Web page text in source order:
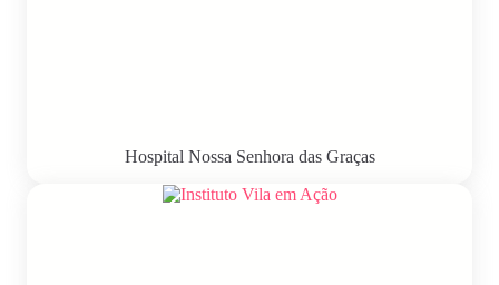
Hospital Nossa Senhora das Graças